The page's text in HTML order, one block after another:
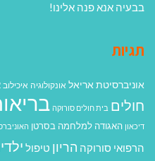
בבעיה אנא פנה אלינו!
תגיות
אוניברסיטת אריאל אונקולוגיה איכילוב
חולים בית חולים סורוקה
דיכאון האגודה למלחמה בסרטן
הרפואי סורוקה הריון טיפול